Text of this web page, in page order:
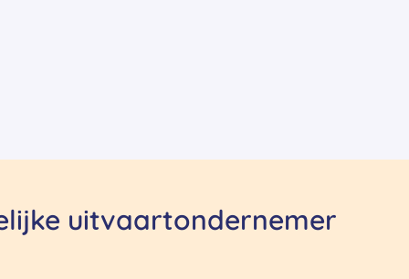
uitvaartondernemer